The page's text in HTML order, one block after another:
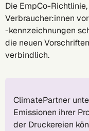
Die EmpCo-
Verbraucher:innen
-kennzeichnungen
die neuen
verbindlich.
ClimatePartner
Emissionen ihrer
der Druckereien